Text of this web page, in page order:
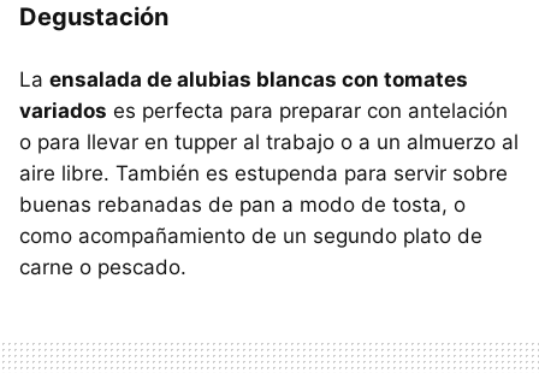
Degustación
La ensalada de alubias blancas con tomates
variados es perfecta para preparar con antelación
o para llevar en tupper al trabajo o a un almuerzo al
aire libre. También es estupenda para servir sobre
buenas rebanadas de pan a modo de tosta, o
como acompañamiento de un segundo plato de
carne o pescado.